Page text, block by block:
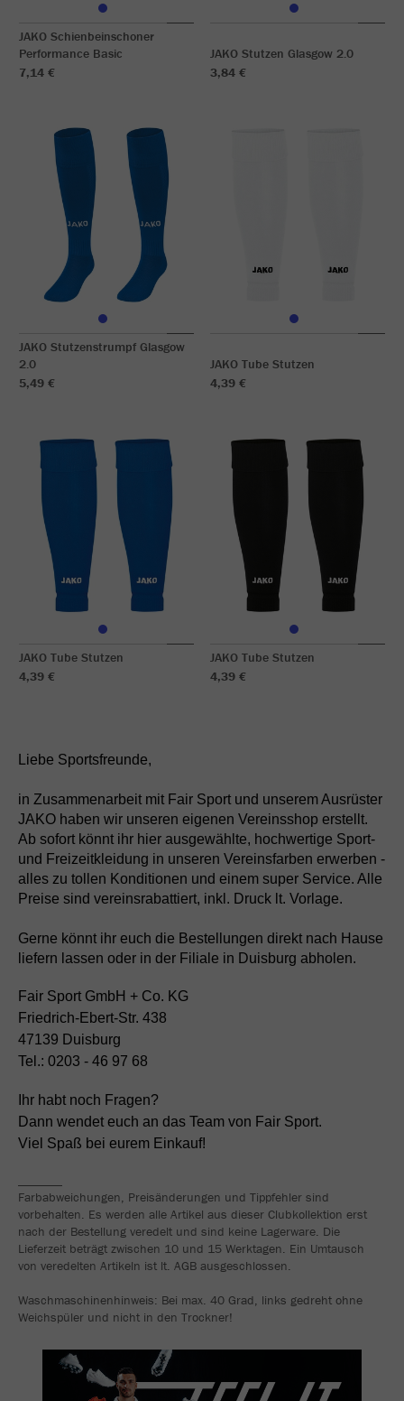
JAKO Schienbeinschoner
Performance Basic
7,14 €
JAKO Stutzen Glasgow 2.0
3,84 €
JAKO Stutzenstrumpf Glasgow
2.0
5,49 €
JAKO Tube Stutzen
4,39 €
JAKO Tube Stutzen
4,39 €
JAKO Tube Stutzen
4,39 €
Liebe Sportsfreunde,
in Zusammenarbeit mit Fair Sport und unserem Ausrüster
JAKO haben wir unseren eigenen Vereinsshop erstellt.
Ab sofort könnt ihr hier ausgewählte, hochwertige Sport-
und Freizeitkleidung in unseren Vereinsfarben erwerben -
alles zu tollen Konditionen und einem super Service. Alle
Preise sind vereinsrabattiert, inkl. Druck lt. Vorlage.
Gerne könnt ihr euch die Bestellungen direkt nach Hause
liefern lassen oder in der Filiale in Duisburg abholen.
Fair Sport GmbH + Co. KG
Friedrich-Ebert-Str. 438
47139 Duisburg
Tel.: 0203 - 46 97 68
Ihr habt noch Fragen?
Dann wendet euch an das Team von Fair Sport.
Viel Spaß bei eurem Einkauf!
Farbabweichungen, Preisänderungen und Tippfehler sind
vorbehalten. Es werden alle Artikel aus dieser Clubkollektion erst
nach der Bestellung veredelt und sind keine Lagerware. Die
Lieferzeit beträgt zwischen 10 und 15 Werktagen. Ein Umtausch
von veredelten Artikeln ist lt. AGB ausgeschlossen.
Waschmaschinenhinweis: Bei max. 40 Grad, links gedreht ohne
Weichspüler und nicht in den Trockner!